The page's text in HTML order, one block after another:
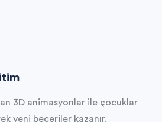
3D animasyonlar ile çocuklar
yeni beceriler kazanır.